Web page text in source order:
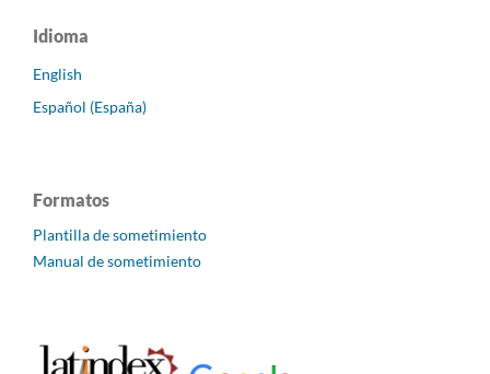
Idioma
English
Español (España)
Formatos
Plantilla de sometimiento
Manual de sometimiento